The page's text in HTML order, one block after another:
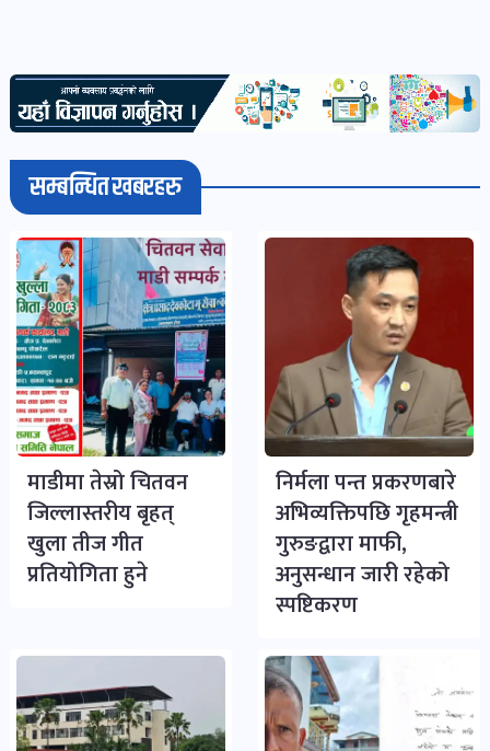
सम्बन्धित खबरहरु
माडीमा तेस्रो चितवन
जिल्लास्तरीय बृहत्
खुला तीज गीत
प्रतियोगिता हुने
निर्मला पन्त प्रकरणबारे
अभिव्यक्तिपछि गृहमन्त्री
गुरुङद्वारा माफी,
अनुसन्धान जारी रहेको
स्पष्टिकरण